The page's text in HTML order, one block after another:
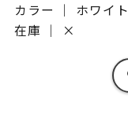
カラー ｜ ホワイト
在庫 ｜
×